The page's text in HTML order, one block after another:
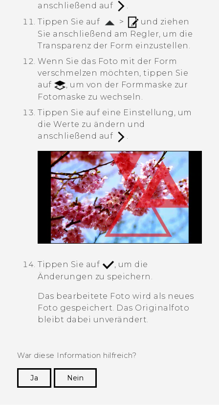
anschließend auf
Tippen Sie auf
>
und ziehen
Sie anschließend am Regler, um die
Transparenz der Form einzustellen.
Wenn Sie das Foto mit der Form
verschmelzen möchten, tippen Sie
auf
, um von der Formmaske zur
Fotomaske zu wechseln.
Tippen Sie auf eine Einstellung, um
die Werte zu ändern und
anschließend auf
.
Tippen Sie auf
, um die
Änderungen zu speichern.
Das bearbeitete Foto wird als neues
Foto gespeichert. Das Originalfoto
bleibt dabei unverändert.
War diese Information hilfreich?
Ja
Nein